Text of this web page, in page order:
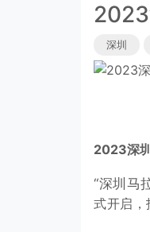
深圳
2023深
“深圳马
式开启，